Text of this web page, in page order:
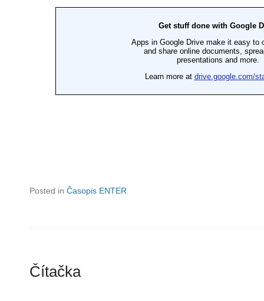
Posted in Časopis ENTER
Čítačka